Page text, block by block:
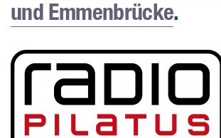
und Emmenbrücke.